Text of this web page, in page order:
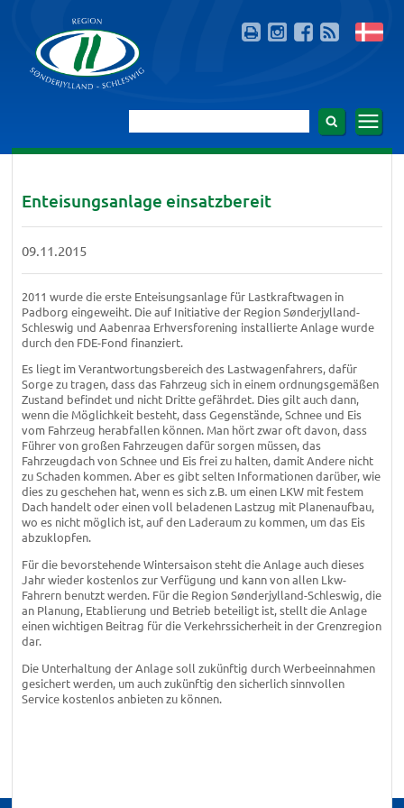
Enteisungsanlage einsatzbereit
09.11.2015
2011 wurde die erste Enteisungsanlage für Lastkraftwagen in
Padborg eingeweiht. Die auf Initiative der Region Sønderjylland-
Schleswig und Aabenraa Erhversforening installierte Anlage wurde
durch den FDE-Fond finanziert.
Es liegt im Verantwortungsbereich des Lastwagenfahrers, dafür
Sorge zu tragen, dass das Fahrzeug sich in einem ordnungsgemäßen
Zustand befindet und nicht Dritte gefährdet. Dies gilt auch dann,
wenn die Möglichkeit besteht, dass Gegenstände, Schnee und Eis
vom Fahrzeug herabfallen können. Man hört zwar oft davon, dass
Führer von großen Fahrzeugen dafür sorgen müssen, das
Fahrzeugdach von Schnee und Eis frei zu halten, damit Andere nicht
zu Schaden kommen. Aber es gibt selten Informationen darüber, wie
dies zu geschehen hat, wenn es sich z.B. um einen LKW mit festem
Dach handelt oder einen voll beladenen Lastzug mit Planenaufbau,
wo es nicht möglich ist, auf den Laderaum zu kommen, um das Eis
abzuklopfen.
Für die bevorstehende Wintersaison steht die Anlage auch dieses
Jahr wieder kostenlos zur Verfügung und kann von allen Lkw-
Fahrern benutzt werden. Für die Region Sønderjylland-Schleswig, die
an Planung, Etablierung und Betrieb beteiligt ist, stellt die Anlage
einen wichtigen Beitrag für die Verkehrssicherheit in der Grenzregion
dar.
Die Unterhaltung der Anlage soll zukünftig durch Werbeeinnahmen
gesichert werden, um auch zukünftig den sicherlich sinnvollen
Service kostenlos anbieten zu können.